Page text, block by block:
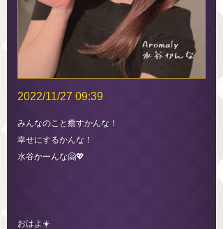
2022/11/27 09:39
みんなのこと癒すかんな！
幸せにするかんな！
水谷かーんな🤗💖
おはよ☀️